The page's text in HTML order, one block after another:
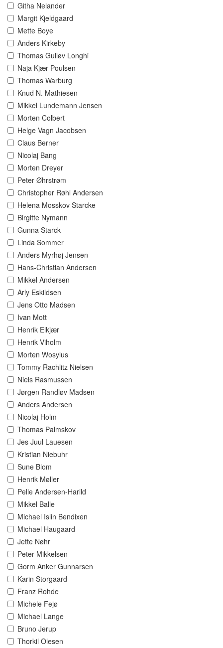
Githa Nelander
Margit Kjeldgaard
Mette Boye
Anders Kirkeby
Thomas Gulløv Longhi
Naja Kjær Poulsen
Thomas Warburg
Knud N. Mathiesen
Mikkel Lundemann Jensen
Morten Colbert
Helge Vagn Jacobsen
Claus Berner
Nicolaj Bang
Morten Dreyer
Peter Øhrstrøm
Christopher Røhl Andersen
Helena Mosskov Starcke
Birgitte Nymann
Gunna Starck
Linda Sommer
Anders Myrhøj Jensen
Hans-Christian Andersen
Mikkel Andersen
Arly Eskildsen
Jens Otto Madsen
Ivan Mott
Henrik Elkjær
Henrik Viholm
Morten Wosylus
Tommy Rachlitz Nielsen
Niels Rasmussen
Jørgen Randløv Madsen
Anders Andersen
Nicolaj Holm
Thomas Palmskov
Jes Juul Lauesen
Kristian Niebuhr
Sune Blom
Henrik Møller
Pelle Andersen-Harild
Mikkel Balle
Michael Islin Bendixen
Michael Haugaard
Jette Nøhr
Peter Mikkelsen
Gorm Anker Gunnarsen
Karin Storgaard
Franz Rohde
Michele Fejø
Michael Lange
Bruno Jerup
Thorkil Olesen